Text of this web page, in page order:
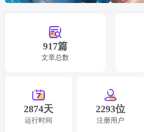
2874天
运行时间
2293位
注册用户
917篇
文章总数